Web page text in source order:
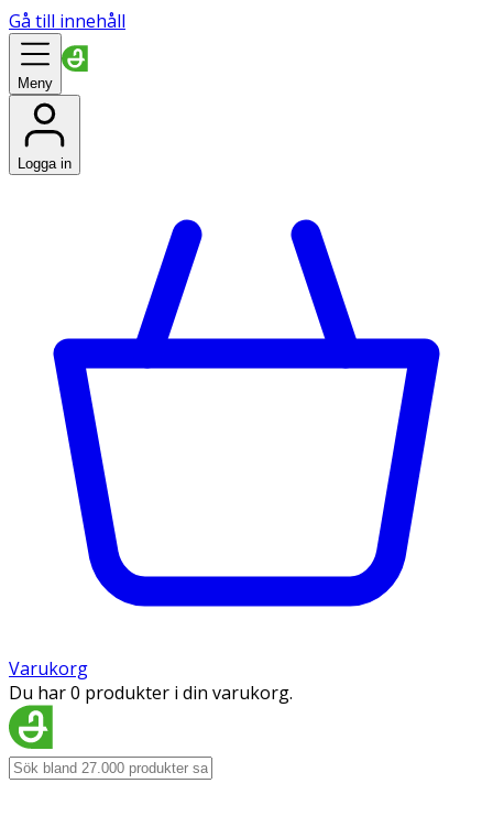
Gå till innehåll
Meny
Logga in
Varukorg
Du har 0 produkter i din varukorg.